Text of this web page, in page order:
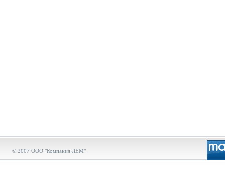
© 2007 ООО "Компания ЛЕМ"